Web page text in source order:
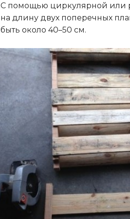
С помощью циркулярной или
на длину двух поперечных
быть около 40–50 см.